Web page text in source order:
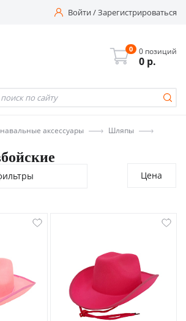
Войти/Зарегистрироваться
0 0 позиций
0 р.
аксессуары
Шляпы
Цена